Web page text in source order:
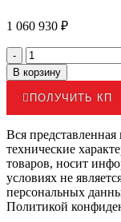
1 060 930 ₽
В корзину
ПОЛУЧИТЬ КП
Вся
технические
товаров, носит
условиях не
персональных
Политикой